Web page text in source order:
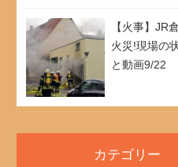
【火事】JR
火災!現場の
と動画9/22
カテゴリー